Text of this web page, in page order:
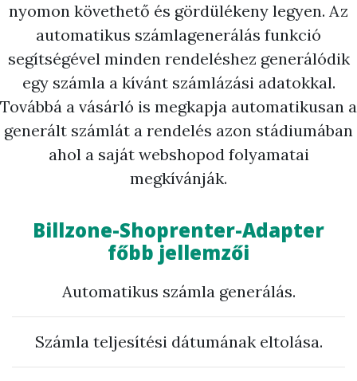
nyomon követhető és gördülékeny legyen. Az
automatikus számlagenerálás funkció
segítségével minden rendeléshez generálódik
egy számla a kívánt számlázási adatokkal.
Továbbá a vásárló is megkapja automatikusan a
generált számlát a rendelés azon stádiumában
ahol a saját webshopod folyamatai
megkívánják.
Billzone-Shoprenter-Adapter
főbb jellemzői
Automatikus számla generálás.
Számla teljesítési dátumának eltolása.